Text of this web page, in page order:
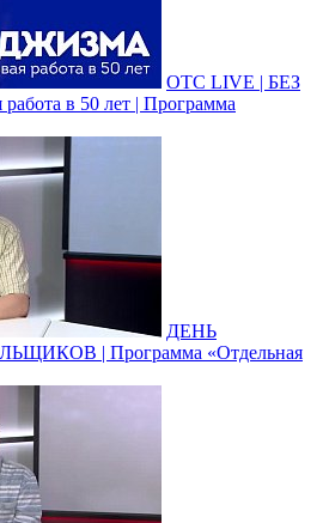
ОТС LIVE | БЕЗ
в 50 лет | Программа
ДЕНЬ
| Программа «Отдельная